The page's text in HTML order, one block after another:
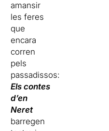
amansir
les feres
que
encara
corren
pels
passadissos:
Els contes
d’en
Neret
barregen